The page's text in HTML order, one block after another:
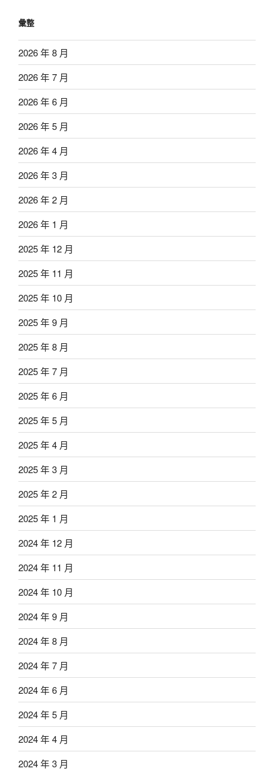
彙整
2026 年 8 月
2026 年 7 月
2026 年 6 月
2026 年 5 月
2026 年 4 月
2026 年 3 月
2026 年 2 月
2026 年 1 月
2025 年 12 月
2025 年 11 月
2025 年 10 月
2025 年 9 月
2025 年 8 月
2025 年 7 月
2025 年 6 月
2025 年 5 月
2025 年 4 月
2025 年 3 月
2025 年 2 月
2025 年 1 月
2024 年 12 月
2024 年 11 月
2024 年 10 月
2024 年 9 月
2024 年 8 月
2024 年 7 月
2024 年 6 月
2024 年 5 月
2024 年 4 月
2024 年 3 月